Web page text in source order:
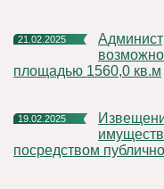
21.02.2025
Администрация МО «Княжпогостский» информирует о
площадью 1560,0 кв.м
19.02.2025
Извещение о проведении продажи муниципального
посредством